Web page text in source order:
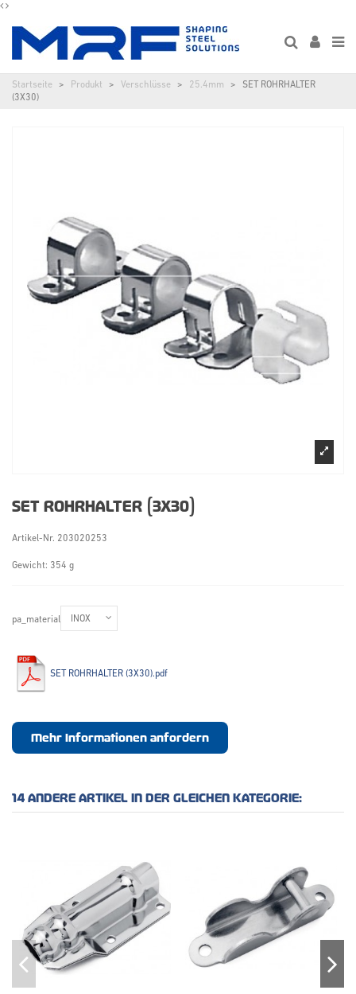
Startseite Produkt Verschlüsse 25.4mm
SET ROHRHALTER
(3X30)
SET ROHRHALTER (3X30)
Artikel-Nr. 203020253
Gewicht: 354 g
pa_material
SET ROHRHALTER (3X30).pdf
Mehr Informationen anfordern
14 ANDERE ARTIKEL IN DER GLEICHEN KATEGORIE: